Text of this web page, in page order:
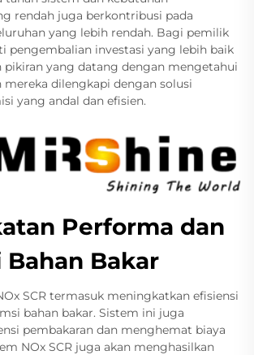
rendah juga berkontribusi pada
yang lebih rendah. Bagi pemilik
pengembalian investasi yang lebih baik
pikiran yang datang dengan mengetahui
mereka dilengkapi dengan solusi
yang andal dan efisien.
Performa dan
Bahan Bakar
SCR termasuk meningkatkan efisiensi
bahan bakar. Sistem ini juga
pembakaran dan menghemat biaya
NOx SCR juga akan menghasilkan